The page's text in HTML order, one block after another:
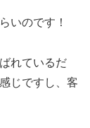
いのです！
れているだ
じですし、客